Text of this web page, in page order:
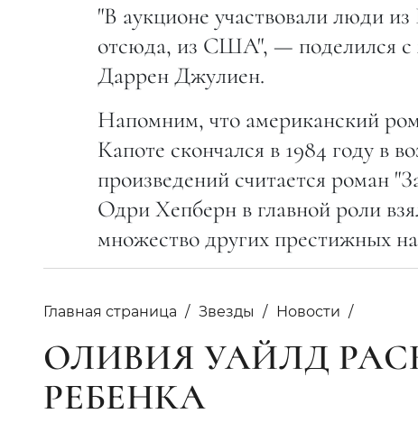
"В аукционе участвовали люди
отсюда, из США", — поделился с
Даррен Джулиен.
Напомним, что американский
Капоте скончался в 1984 году в
произведений считается роман
Одри Хепберн в главной роли
множество других престижных
Главная страница Звезды Новости
ОЛИВИЯ УАЙЛД
РЕБЕНКА